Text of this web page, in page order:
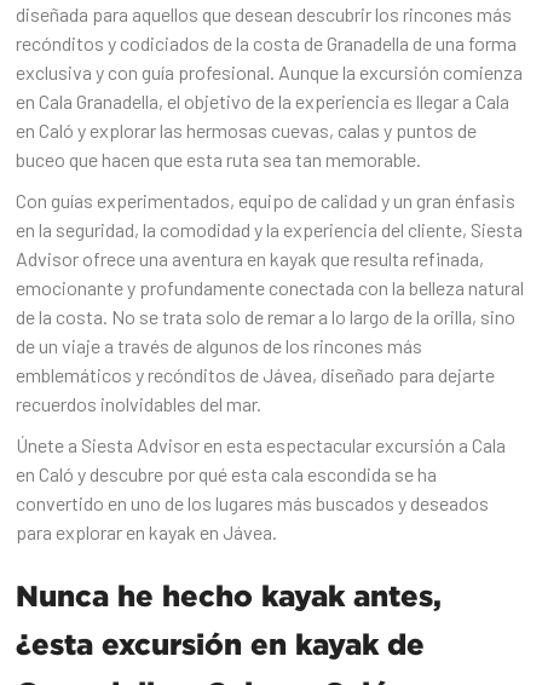
diseñada para aquellos que desean descubrir los rincones más
recónditos y codiciados de la costa de Granadella de una forma
exclusiva y con guía profesional. Aunque la excursión comienza
en Cala Granadella, el objetivo de la experiencia es llegar a Cala
en Caló y explorar las hermosas cuevas, calas y puntos de
buceo que hacen que esta ruta sea tan memorable.
Con guías experimentados, equipo de calidad y un gran énfasis
en la seguridad, la comodidad y la experiencia del cliente, Siesta
Advisor ofrece una aventura en kayak que resulta refinada,
emocionante y profundamente conectada con la belleza natural
de la costa. No se trata solo de remar a lo largo de la orilla, sino
de un viaje a través de algunos de los rincones más
emblemáticos y recónditos de Jávea, diseñado para dejarte
recuerdos inolvidables del mar.
Únete a Siesta Advisor en esta espectacular excursión a Cala
en Caló y descubre por qué esta cala escondida se ha
convertido en uno de los lugares más buscados y deseados
para explorar en kayak en Jávea.
Nunca he hecho kayak antes,
¿esta excursión en kayak de